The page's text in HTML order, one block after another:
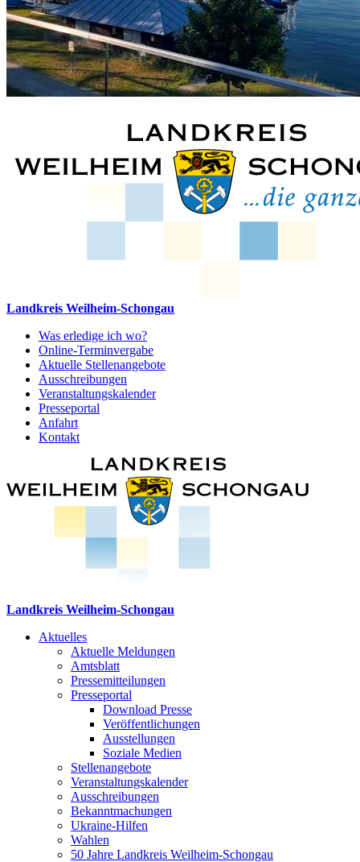
Landkreis Weilheim-Schongau
Was erledige ich wo?
Online-Terminvergabe
Aktuelle Stellenangebote
Ausschreibungen
Veranstaltungskalender
Presseportal
Anfahrt
Kontakt
Landkreis Weilheim-Schongau
Aktuelles
Aktuelle Meldungen
Amtsblatt
Pressemitteilungen
Presseportal
Download Presse
Veröffentlichungen
Ausstellungen
Soziale Medien
Stellenangebote
Veranstaltungskalender
Ausschreibungen
Bekanntmachungen
Ukraine-Hilfen
Wahlen
50 Jahre Landkreis Weilheim-Schongau